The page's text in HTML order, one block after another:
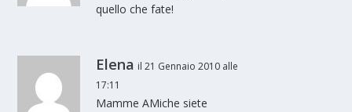
quello che fate!
Elena il 21 Gennaio 2010 alle
17:11
Mamme AMiche siete